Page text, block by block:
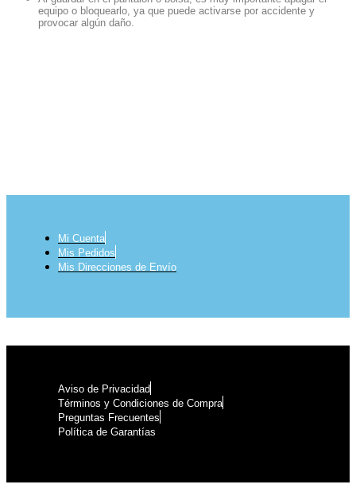
equipo o bloquearlo, ya que puede activarse por accidente y
provocar algún daño.
Mi Cuenta
Mis Pedidos
Mis Direcciones de Envío
Aviso de Privacidad
Términos y Condiciones de Compra
Preguntas Frecuentes
Política de Garantías